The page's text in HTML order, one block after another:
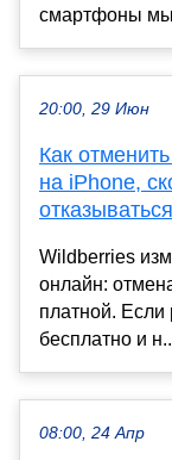
смартфоны мы
20:00, 29 Июн
Как
на iPhone,
Wildberries
онлайн:
платной.
бесплатно и
08:00, 24 Апр